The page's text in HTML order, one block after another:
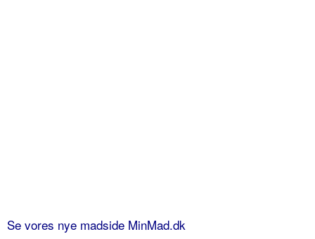
Se vores nye madside MinMad.dk